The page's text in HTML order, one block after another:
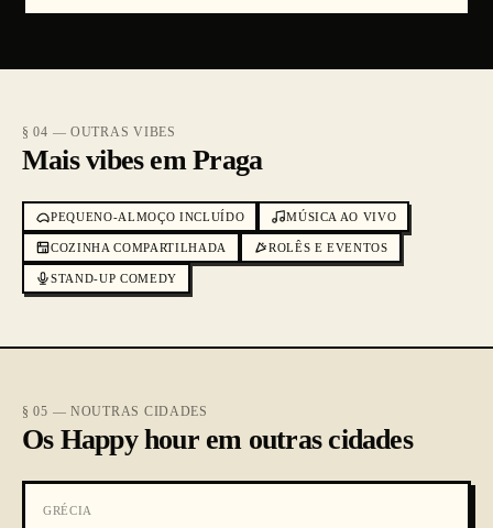
§ 04 — OUTRAS VIBES
Mais vibes em Praga
PEQUENO-ALMOÇO INCLUÍDO MÚSICA AO VIVO
COZINHA COMPARTILHADA ROLÊS E EVENTOS
STAND-UP COMEDY
§ 05 — NOUTRAS CIDADES
Os Happy hour em outras cidades
GRÉCIA